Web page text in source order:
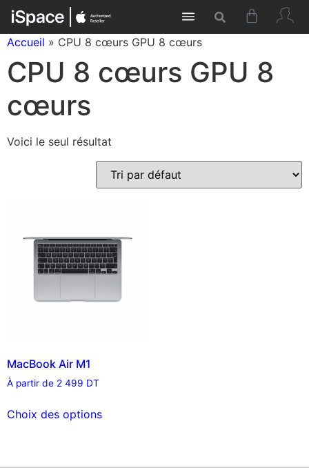
Accueil » CPU 8 cœurs GPU 8 cœurs
CPU 8 cœurs GPU 8
cœurs
Voici le seul résultat
MacBook Air M1
À partir de 2 499 DT
Choix des options